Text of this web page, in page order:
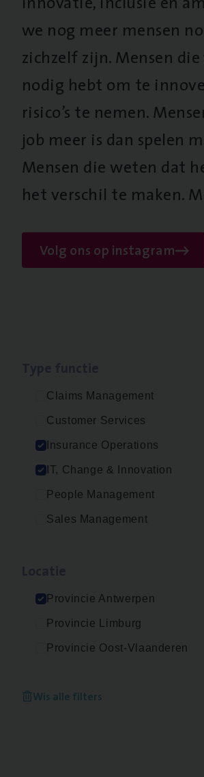
we nog meer mensen
zichzelf zijn. Mensen
nodig hebt om te
risico’s te nemen.
job meer is dan spelen
Mensen die weten dat
het verschil te maken.
Volg ons op instagram
Claims Management
Customer Services
Insurance Operations
IT, Change & Innovation
People Management
Sales Management
Provincie Antwerpen
Provincie Limburg
Provincie Oost-Vlaanderen
Wis alle filters